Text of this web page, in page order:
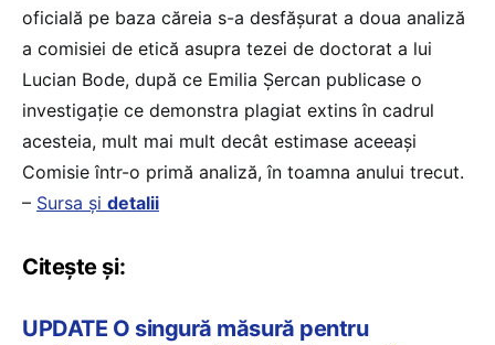
oficială pe baza căreia s-a desfășurat a doua analiză
a comisiei de etică asupra tezei de doctorat a lui
Lucian Bode, după ce Emilia Șercan publicase o
investigație ce demonstra plagiat extins în cadrul
acesteia, mult mai mult decât estimase aceeași
Comisie într-o primă analiză, în toamna anului trecut.
– Sursa și detalii
Citește și:
UPDATE O singură măsură pentru